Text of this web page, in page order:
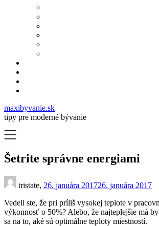
maxibyvanie.sk
tipy pre moderné bývanie
Šetrite správne energiami
tristate, 26. januára 201726. januára 2017
Vedeli ste, že pri príliš vysokej teplote v
výkonnosť o 50%? Alebo, že najteplejšie má
sa na to, aké sú optimálne teploty miestností.